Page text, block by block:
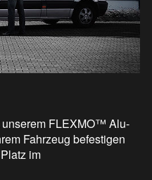
FLEXMO™ Alu-
Fahrzeug befestigen
im